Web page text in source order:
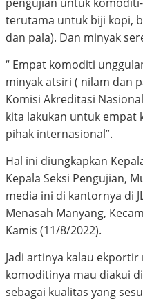
terutama untuk biji kopi,
dan pala). Dan minyak
“ Empat komoditi
minyak atsiri ( nilam dan
Komisi Akreditasi
kita lakukan untuk
pihak internasional”.
Hal ini diungkapkan
Kepala Seksi Pengujian,
media ini di kantornya di
Menasah Manyang,
Kamis (11/8/2022).
Jadi artinya kalau
komoditinya mau diakui
sebagai kualitas yang